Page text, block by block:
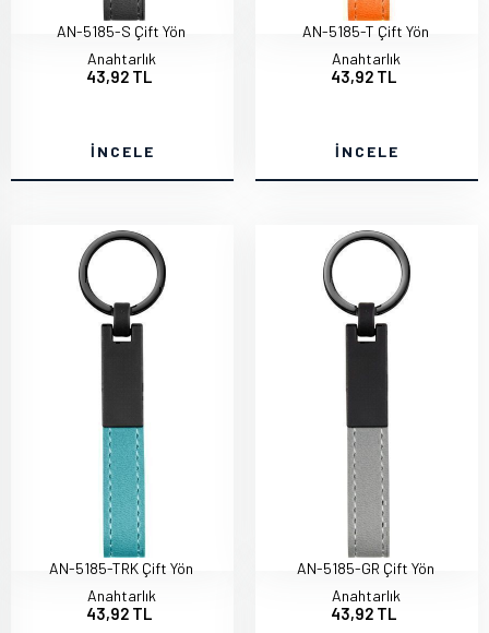
AN-5185-S Çift Yön
Anahtarlık
43,92 TL
İNCELE
AN-5185-T Çift Yön
Anahtarlık
43,92 TL
İNCELE
AN-5185-TRK Çift Yön
Anahtarlık
43,92 TL
AN-5185-GR Çift Yön
Anahtarlık
43,92 TL